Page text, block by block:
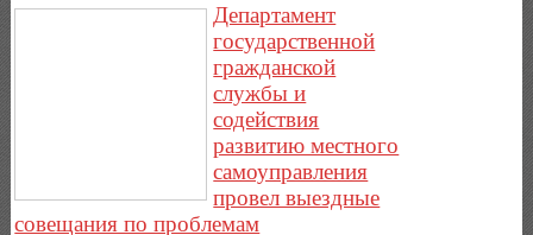
Департамент
государственной
гражданской
службы и
содействия
развитию местного
самоуправления
провел выездные
совещания по проблемам